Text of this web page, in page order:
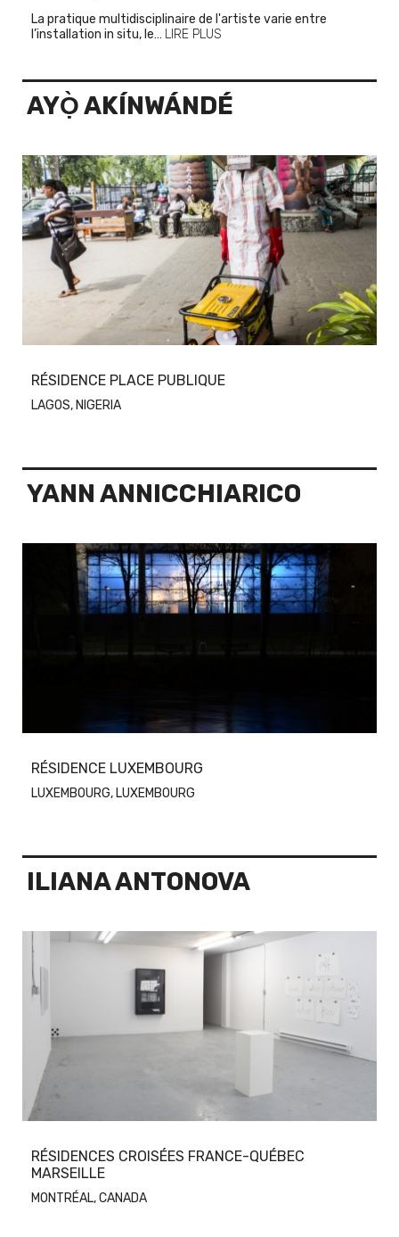
La pratique multidisciplinaire de l'artiste varie entre
l’installation in situ, le… LIRE PLUS
AYỌ̀ AKÍNWÁNDÉ
RÉSIDENCE PLACE PUBLIQUE
LAGOS, NIGERIA
YANN ANNICCHIARICO
RÉSIDENCE LUXEMBOURG
LUXEMBOURG, LUXEMBOURG
ILIANA ANTONOVA
RÉSIDENCES CROISÉES FRANCE-QUÉBEC
MARSEILLE
MONTRÉAL, CANADA